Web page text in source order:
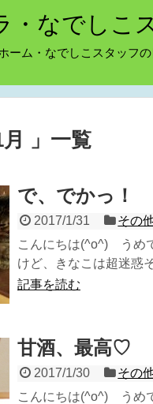
・なでしこ
ーム・なでしこスタッフ
月 」一覧
で、でかっ！
2017/1/31 その
こんにちは(^o^) うめ
けど、きなこは超迷惑
記事を読む
甘酒、最高♡
2017/1/30 その
こんにちは(^o^) うめ